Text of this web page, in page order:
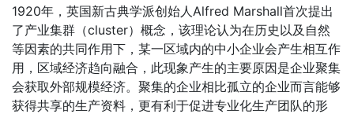
1920年，英国新古典学派创始人Alfred Marshall首次提出
了产业集群（cluster）概念，该理论认为在历史以及自然
等因素的共同作用下，某一区域内的中小企业会产生相互作
用，区域经济趋向融合，此现象产生的主要原因是企业聚集
会获取外部规模经济。聚集的企业相比孤立的企业而言能够
获得共享的生产资料，更有利于促进专业化生产团队的形